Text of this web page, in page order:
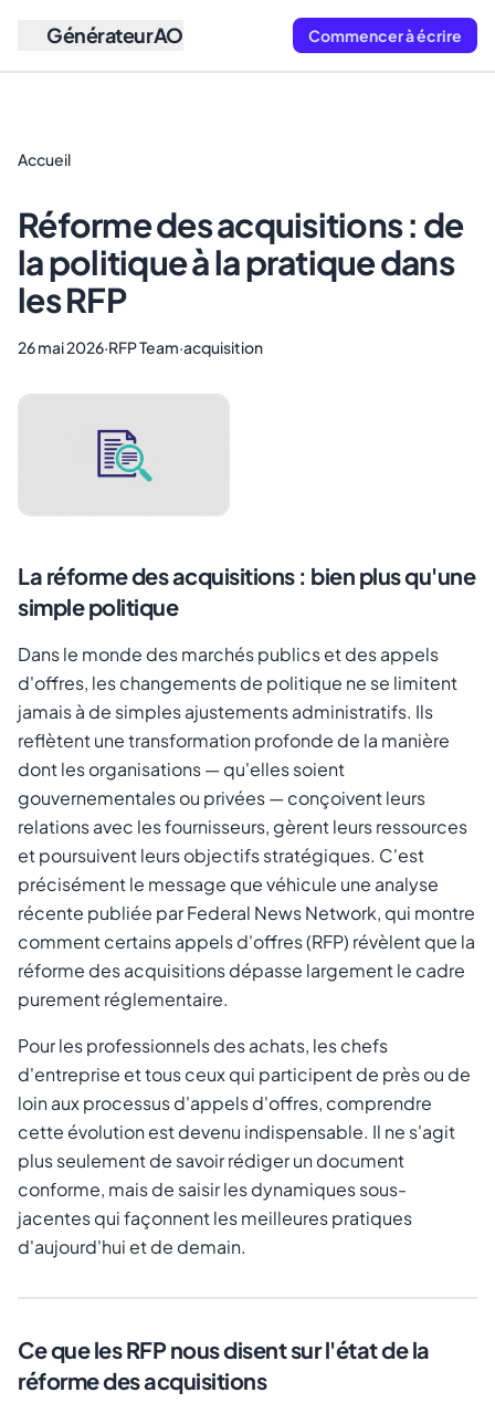
GénérateurAO Commencer à écrire
Accueil
Réforme des acquisitions : de
la politique à la pratique dans
les RFP
26 mai 2026·RFP Team·acquisition
La réforme des acquisitions : bien plus qu'une
simple politique
Dans le monde des marchés publics et des appels
d'offres, les changements de politique ne se limitent
jamais à de simples ajustements administratifs. Ils
reflètent une transformation profonde de la manière
dont les organisations — qu'elles soient
gouvernementales ou privées — conçoivent leurs
relations avec les fournisseurs, gèrent leurs ressources
et poursuivent leurs objectifs stratégiques. C'est
précisément le message que véhicule une analyse
récente publiée par Federal News Network, qui montre
comment certains appels d'offres (RFP) révèlent que la
réforme des acquisitions dépasse largement le cadre
purement réglementaire.
Pour les professionnels des achats, les chefs
d'entreprise et tous ceux qui participent de près ou de
loin aux processus d'appels d'offres, comprendre
cette évolution est devenu indispensable. Il ne s'agit
plus seulement de savoir rédiger un document
conforme, mais de saisir les dynamiques sous-
jacentes qui façonnent les meilleures pratiques
d'aujourd'hui et de demain.
Ce que les RFP nous disent sur l'état de la
réforme des acquisitions
Annuler Envoyer le lien